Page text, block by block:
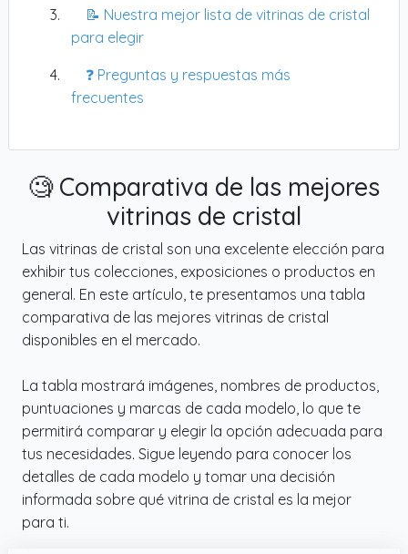
📝 Nuestra mejor lista de vitrinas de cristal
para elegir
❓ Preguntas y respuestas más
frecuentes
🧐 Comparativa de las mejores
vitrinas de cristal
Las vitrinas de cristal son una excelente elección para
exhibir tus colecciones, exposiciones o productos en
general. En este artículo, te presentamos una tabla
comparativa de las mejores vitrinas de cristal
disponibles en el mercado.
La tabla mostrará imágenes, nombres de productos,
puntuaciones y marcas de cada modelo, lo que te
permitirá comparar y elegir la opción adecuada para
tus necesidades. Sigue leyendo para conocer los
detalles de cada modelo y tomar una decisión
informada sobre qué vitrina de cristal es la mejor
para ti.